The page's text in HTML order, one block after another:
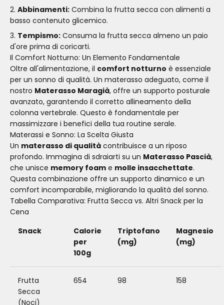
Abbinamenti: Combina la frutta secca con alimenti a
basso contenuto glicemico.
Tempismo: Consuma la frutta secca almeno un paio
d'ore prima di coricarti.
Il Comfort Notturno: Un Elemento Fondamentale
Oltre all'alimentazione, il comfort notturno è essenziale
per un sonno di qualità. Un materasso adeguato, come il
nostro Materasso Maragià, offre un supporto posturale
avanzato, garantendo il corretto allineamento della
colonna vertebrale. Questo è fondamentale per
massimizzare i benefici della tua routine serale.
Materassi e Sonno: La Scelta Giusta
Un materasso di qualità contribuisce a un riposo
profondo. Immagina di sdraiarti su un Materasso Pascià,
che unisce memory foam e molle insacchettate.
Questa combinazione offre un supporto dinamico e un
comfort incomparabile, migliorando la qualità del sonno.
Tabella Comparativa: Frutta Secca vs. Altri Snack per la
Cena
Snack
Calorie
per
100g
Triptofano
(mg)
Magnesio
(mg)
Frutta
Secca
(Noci)
654 98 158